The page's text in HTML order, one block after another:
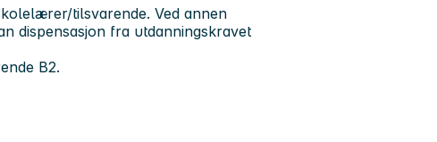
tilsvarende. Ved annen
dispensasjon fra utdanningskravet
B2.